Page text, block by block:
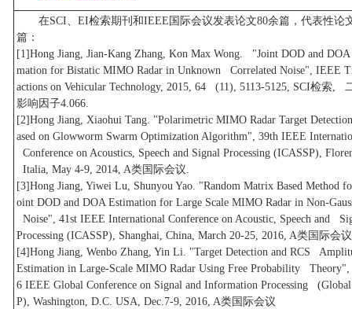
在SCI、EI检索期刊和IEEE国际会议发表论文80余篇，代表性论
篇：
[1]Hong Jiang, Jian-Kang Zhang, Kon Max Wong. "Joint DOD and DOA
mation for Bistatic MIMO Radar in Unknown Correlated Noise", IEEE
actions on Vehicular Technology, 2015, 64 (11), 5113-5125, SCI检索,
影响因子4.066.
[2]Hong Jiang, Xiaohui Tang. "Polarimetric MIMO Radar Target
ased on Glowworm Swarm Optimization Algorithm", 39th IEEE
Conference on Acoustics, Speech and Signal Processing (ICASSP),
Italia, May 4-9, 2014, A类国际会议.
[3]Hong Jiang, Yiwei Lu, Shunyou Yao. "Random Matrix Based Method
oint DOD and DOA Estimation for Large Scale MIMO Radar in Non-
Noise", 41st IEEE International Conference on Acoustic, Speech and
Processing (ICASSP), Shanghai, China, March 20-25, 2016, A类国际会
[4]Hong Jiang, Wenbo Zhang, Yin Li. "Target Detection and RCS
Estimation in Large-Scale MIMO Radar Using Free Probability Theory",
6 IEEE Global Conference on Signal and Information Processing
P), Washington, D.C. USA, Dec.7-9, 2016, A类国际会议